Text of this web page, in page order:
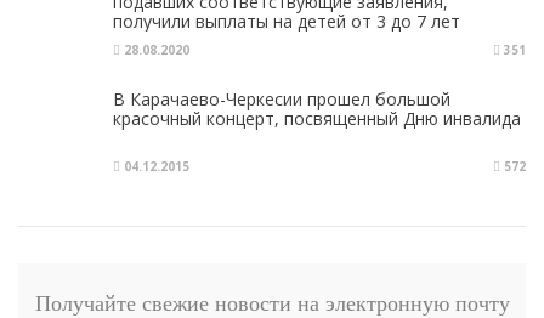
получили выплаты на детей от 3 до 7 лет
28.08.2020 351
В Карачаево-Черкесии прошел большой
красочный концерт, посвященный Дню инвалида
04.12.2015 572
Получайте свежие новости на электронную почту